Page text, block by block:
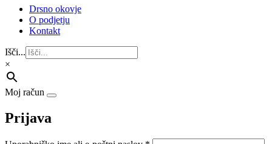
Drsno okovje
O podjetju
Kontakt
Išči...
×
Moj račun
Prijava